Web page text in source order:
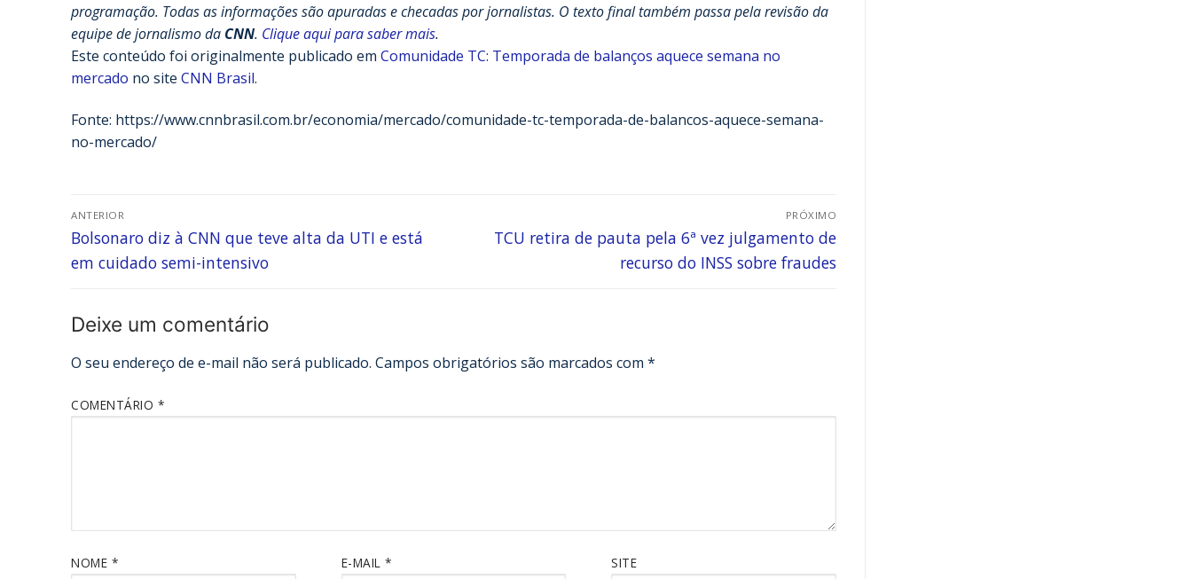
programação. Todas as informações são apuradas e checadas por jornalistas. O texto final também passa pela revisão da
equipe de jornalismo da CNN. Clique aqui para saber mais.
Este conteúdo foi originalmente publicado em Comunidade TC: Temporada de balanços aquece semana no
mercado no site CNN Brasil.
Fonte: https://www.cnnbrasil.com.br/economia/mercado/comunidade-tc-temporada-de-balancos-aquece-semana-
no-mercado/
ANTERIOR
Bolsonaro diz à CNN que teve alta da UTI e está
em cuidado semi-intensivo
PRÓXIMO
TCU retira de pauta pela 6ª vez julgamento de
recurso do INSS sobre fraudes
Deixe um comentário
O seu endereço de e-mail não será publicado. Campos obrigatórios são marcados com *
COMENTÁRIO *
NOME * E-MAIL* SITE